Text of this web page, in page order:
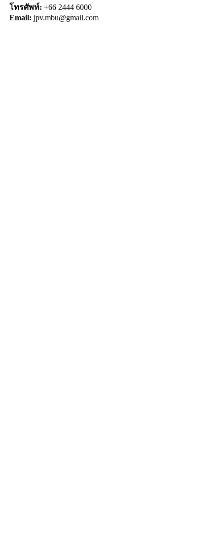
โทรศัพท์: +66 2444 6000
Email: jpv.mbu@gmail.com